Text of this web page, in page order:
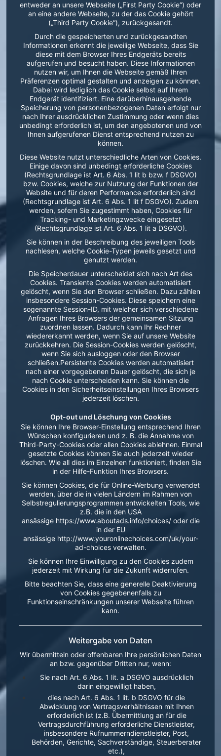
entweder an unsere Webseite („First Party Cookie“) oder
an eine andere Webseite, zu der das Cookie gehört
(„Third Party Cookie“), zurückgesandt.
Durch die gespeicherten und zurückgesandten
Informationen erkennt die jeweilige Webseite, dass Sie
diese mit dem Browser Ihres Endgeräts bereits
aufgerufen und besucht haben. Diese Informationen
nutzen wir, um Ihnen die Webseite gemäß Ihren
Präferenzen optimal gestalten und anzeigen zu können.
Dabei wird lediglich das Cookie selbst auf Ihrem
Endgerät identifiziert. Eine darüberhinausgehende
Speicherung von personenbezogenen Daten erfolgt nur
nach Ihrer ausdrücklichen Zustimmung oder wenn dies
unbedingt erforderlich ist, um den angebotenen und von
Ihnen aufgerufenen Dienst entsprechend nutzen zu
können.
Diese Website nutzt unterschiedliche Arten von Cookies.
Einige davon sind unbedingt erforderliche Cookies
(Rechtsgrundlage ist Art. 6 Abs. 1 lit b bzw. f DSGVO)
bzw. Cookies, welche zur Nutzung der Funktionen der
Website und für deren Performance erforderlich sind
(Rechtsgrundlage ist Art. 6 Abs. 1 lit f DSGVO). Zudem
werden, sofern Sie zugestimmt haben, Cookies für
Tracking- und Marketingzwecke eingesetzt
(Rechtsgrundlage ist Art. 6 Abs. 1 lit a DSGVO).
Sie können in der Beschreibung des jeweiligen Tools
nachlesen, welche Cookie-Typen jeweils gesetzt und
genutzt werden.
Die Speicherdauer unterscheidet sich nach Art des
Cookies. Transiente Cookies werden automatisiert
gelöscht, wenn Sie den Browser schließen. Dazu zählen
insbesondere Session-Cookies. Diese speichern eine
sogenannte Session-ID, mit welcher sich verschiedene
Anfragen Ihres Browsers der gemeinsamen Sitzung
zuordnen lassen. Dadurch kann Ihr Rechner
wiedererkannt werden, wenn Sie auf unsere Website
zurückkehren. Die Session-Cookies werden gelöscht,
wenn Sie sich ausloggen oder den Browser
schließen.Persistente Cookies werden automatisiert
nach einer vorgegebenen Dauer gelöscht, die sich je
nach Cookie unterscheiden kann. Sie können die
Cookies in den Sicherheitseinstellungen Ihres Browsers
jederzeit löschen.
Opt-out und Löschung von Cookies
Sie können Ihre Browser-Einstellung entsprechend Ihren
Wünschen konfigurieren und z. B. die Annahme von
Third-Party-Cookies oder allen Cookies ablehnen. Einmal
gesetzte Cookies können Sie auch jederzeit wieder
löschen. Wie all dies im Einzelnen funktioniert, finden Sie
in der Hilfe-Funktion Ihres Browsers.
Sie können Cookies, die für Online-Werbung verwendet
werden, über die in vielen Ländern im Rahmen von
Selbstregulierungsprogrammen entwickelten Tools, wie
z.B. die in den USA
ansässige https://www.aboutads.info/choices/ oder die
in der EU
ansässige http://www.youronlinechoices.com/uk/your-
ad-choices verwalten.
Sie können Ihre Einwilligung zu den Cookies zudem
jederzeit mit Wirkung für die Zukunft widerrufen.
Bitte beachten Sie, dass eine generelle Deaktivierung
von Cookies gegebenenfalls zu
Funktionseinschränkungen unserer Webseite führen
kann.
Weitergabe von Daten
Wir übermitteln oder offenbaren Ihre persönlichen Daten
an bzw. gegenüber Dritten nur, wenn:
Sie nach Art. 6 Abs. 1 lit. a DSGVO ausdrücklich
darin eingewilligt haben,
dies nach Art. 6 Abs. 1 lit. b DSGVO für die
Abwicklung von Vertragsverhältnissen mit Ihnen
erforderlich ist (z.B. Übermittlung an für die
Vertragsdurchführung erforderliche Dienstleister,
insbesondere Rufnummerndienstleister, Post,
Behörden, Gerichte, Sachverständige, Steuerberater
etc.),